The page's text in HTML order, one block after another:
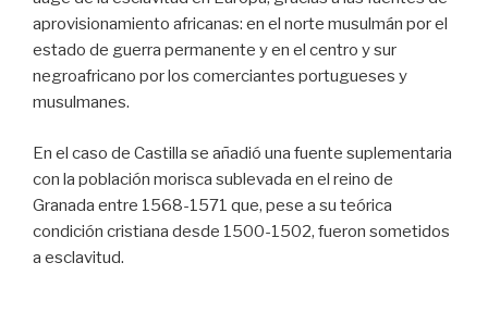
aprovisionamiento africanas: en el norte musulmán por el
estado de guerra permanente y en el centro y sur
negroafricano por los comerciantes portugueses y
musulmanes.
En el caso de Castilla se añadió una fuente suplementaria
con la población morisca sublevada en el reino de
Granada entre 1568-1571 que, pese a su teórica
condición cristiana desde 1500-1502, fueron sometidos
a esclavitud.